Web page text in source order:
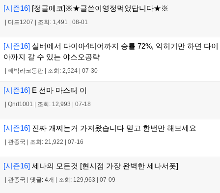
[시즌16] [정글에코]※★글쓴이영정먹었답니다★※
디드1207 조회: 1,491 08-01
[시즌16] 실버에서 다이아4티어까지 승률 72%, 익히기만 하면 다이
아까지 갈 수 있는 야스오공략
빼박라코등판 조회: 2,524 07-30
[시즌16] E 선마 마스터 이
Qnrl1001 조회: 12,993 07-18
[시즌16] 진짜 개쩌는거 가져왔습니다 믿고 한번만 해보세요
관종국 조회: 21,922 07-16
[시즌16] 세나의 모든것 [현시점 가장 완벽한 세나서폿]
관종국 댓글: 4개 조회: 129,963 07-09